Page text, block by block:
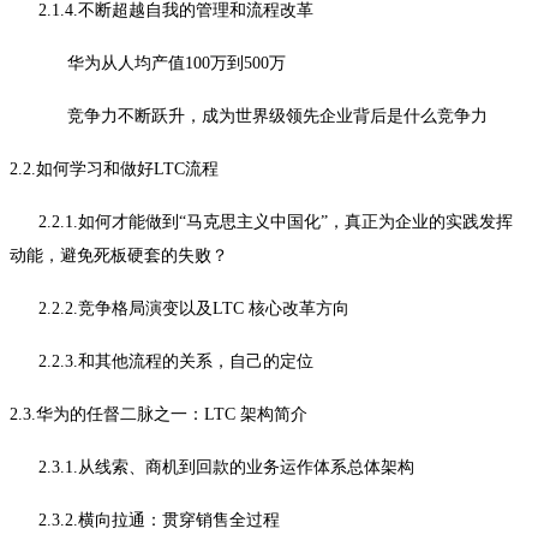
2.1.4.不断超越自我的管理和流程改革
华为从人均产值100万到500万
竞争力不断跃升，成为世界级领先企业背后是什么竞争力
2.2.如何学习和做好LTC流程
2.2.1.如何才能做到“马克思主义中国化”，真正为企业的实践发挥
动能，避免死板硬套的失败？
2.2.2.竞争格局演变以及LTC 核心改革方向
2.2.3.和其他流程的关系，自己的定位
2.3.华为的任督二脉之一：LTC 架构简介
2.3.1.从线索、商机到回款的业务运作体系总体架构
2.3.2.横向拉通：贯穿销售全过程